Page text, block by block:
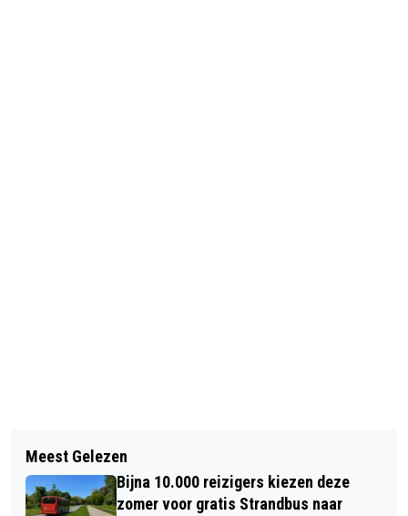
‘SPECIAL OLYMPICS REGIONALE
SPELEN’ ORGANISEERT GEWELDIGE
OPWARMER NATIONALE SPELEN JUNI
TUINCENTRA OPENEN WEER
ROMANTISCHE KERSTSHOWS: BELEEF
Meest Gelezen
Bijna 10.000 reizigers kiezen deze
zomer voor gratis Strandbus naar